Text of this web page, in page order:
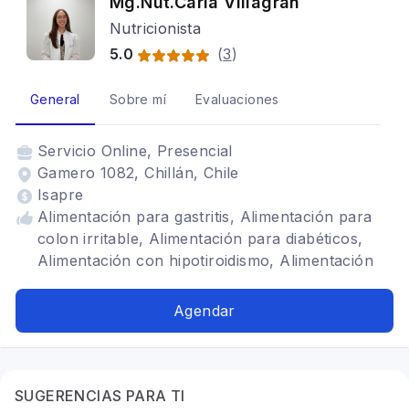
Nutricionista
5.0
(3)
General Sobre mí Evaluaciones
Servicio Online, Presencial
Gamero 1082, Chillán, Chile
Isapre
Alimentación para gastritis, Alimentación para
colon irritable, Alimentación para diabéticos,
Alimentación con hipotiroidismo, Alimentación
digestivos, Nutricionista deportivo, SIBO, Dietas
Acompañamiento farmacoterapia,
Agendar
SUGERENCIAS PARA TI